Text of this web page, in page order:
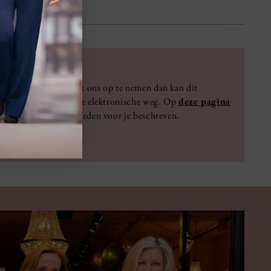
Contact
Wens je contact met ons op te nemen dan kan dit
persoonlijk of via de elektronische weg. Opdeze pagina
staan alle mogelijkheden voor je beschreven.